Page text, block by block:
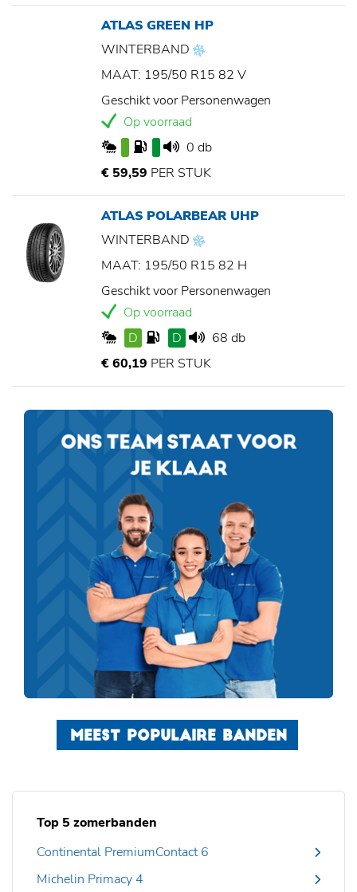
ATLAS GREEN HP
WINTERBAND
MAAT: 195/50 R15 82 V
Geschikt voor Personenwagen
Op voorraad
0 db
€ 59,59 PER STUK
ATLAS POLARBEAR UHP
WINTERBAND
MAAT: 195/50 R15 82 H
Geschikt voor Personenwagen
Op voorraad
D
D
68 db
€ 60,19 PER STUK
MEEST POPULAIRE BANDEN
Top 5 zomerbanden
Continental PremiumContact 6
Michelin Primacy 4